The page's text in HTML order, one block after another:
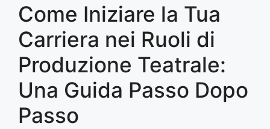
Come Iniziare la Tua
Carriera nei Ruoli di
Produzione Teatrale:
Una Guida Passo Dopo
Passo